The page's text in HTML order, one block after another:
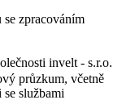
zpracováním
invelt - s.r.o.
průzkum, včetně
službami